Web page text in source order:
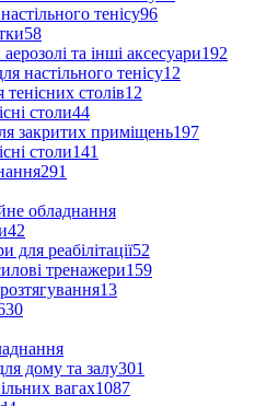
тенісу96
58
та інші аксесуари192
настільного тенісу12
столів12
столи44
закритих приміщень197
столи141
291
обладнання
42
для реабілітації52
тренажери159
13
дому та залу301
вагах1087